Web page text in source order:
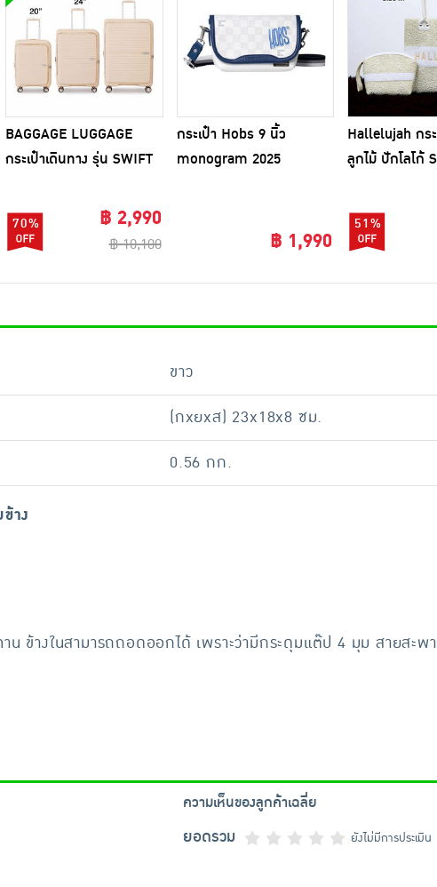
BAGGAGE LUGGAGE
กระเป๋าเดินทาง รุ่น SWIFT
70% ฿ 2,990
฿ 10,100
กระเป๋า Hobs 9 นิ้ว
monogram 2025
฿ 1,990
Hallelujah กร
ลูกไม้ ปักโลโก้
51%
ขาว
(กxยxส) 23x18x8 ซม.
0.56 กก.
าง
น ข้างในสามารถถอดออกได้ เพราะว่ามีกระดุมแต๊ป 4 มุม สายสะ
ความเห็นของลูกค้าเฉลี่ย
ยอดรวม ยังไม่มีการประเมิน